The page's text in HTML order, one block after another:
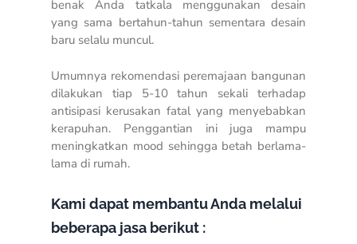
benak Anda tatkala menggunakan desain
yang sama bertahun-tahun sementara desain
baru selalu muncul.
Umumnya rekomendasi peremajaan bangunan
dilakukan tiap 5-10 tahun sekali terhadap
antisipasi kerusakan fatal yang menyebabkan
kerapuhan. Penggantian ini juga mampu
meningkatkan mood sehingga betah berlama-
lama di rumah.
Kami dapat membantu Anda melalui
beberapa jasa berikut :